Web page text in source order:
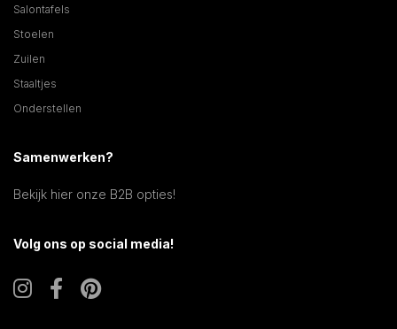
Salontafels
Stoelen
Zuilen
Staaltjes
Onderstellen
Samenwerken?
Bekijk hier onze B2B opties!
Volg ons op social media!